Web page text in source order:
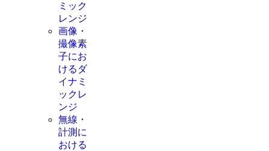
ミック
レンジ
画像・
撮像素
子にお
けるダ
イナミ
ックレ
ンジ
無線・
計測に
おける